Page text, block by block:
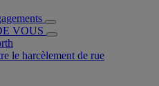
VOUS
le harcèlement de rue